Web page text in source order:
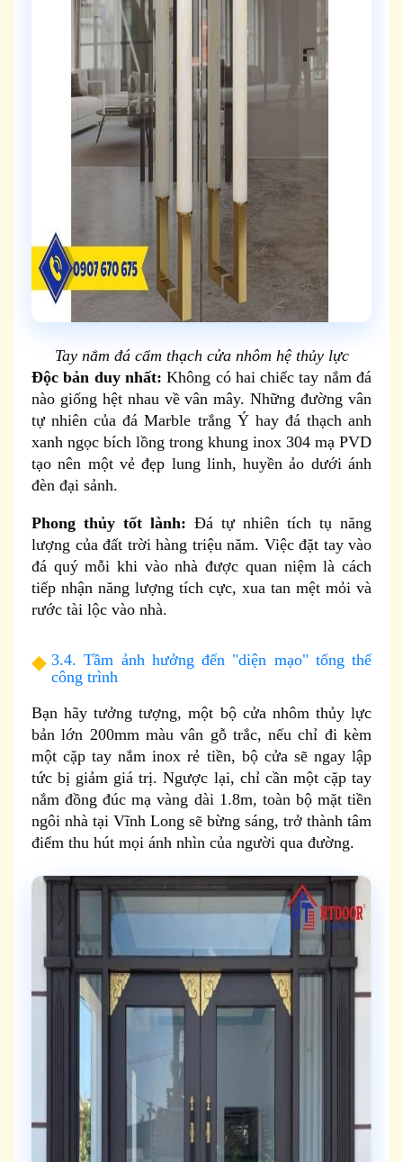
Tay nắm đá cẩm thạch cửa nhôm hệ thủy lực
Độc bản duy nhất: Không có hai chiếc tay nắm đá
nào giống hệt nhau về vân mây. Những đường vân
tự nhiên của đá Marble trắng Ý hay đá thạch anh
xanh ngọc bích lồng trong khung inox 304 mạ PVD
tạo nên một vẻ đẹp lung linh, huyền ảo dưới ánh
đèn đại sảnh.
Phong thủy tốt lành: Đá tự nhiên tích tụ năng
lượng của đất trời hàng triệu năm. Việc đặt tay vào
đá quý mỗi khi vào nhà được quan niệm là cách
tiếp nhận năng lượng tích cực, xua tan mệt mỏi và
rước tài lộc vào nhà.
3.4. Tầm ảnh hưởng đến "diện mạo" tổng thể
công trình
Bạn hãy tưởng tượng, một bộ cửa nhôm thủy lực
bản lớn 200mm màu vân gỗ trắc, nếu chỉ đi kèm
một cặp tay nắm inox rẻ tiền, bộ cửa sẽ ngay lập
tức bị giảm giá trị. Ngược lại, chỉ cần một cặp tay
nắm đồng đúc mạ vàng dài 1.8m, toàn bộ mặt tiền
ngôi nhà tại Vĩnh Long sẽ bừng sáng, trở thành tâm
điểm thu hút mọi ánh nhìn của người qua đường.